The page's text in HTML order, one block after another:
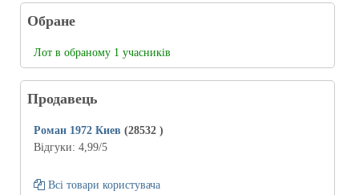
Обране
Лот в обраному 1 учасників
Продавець
Роман 1972 Киев (28532 )
Відгуки: 4,99/5
Всі товари користувача